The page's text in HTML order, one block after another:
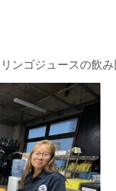
ンゴジュースの飲